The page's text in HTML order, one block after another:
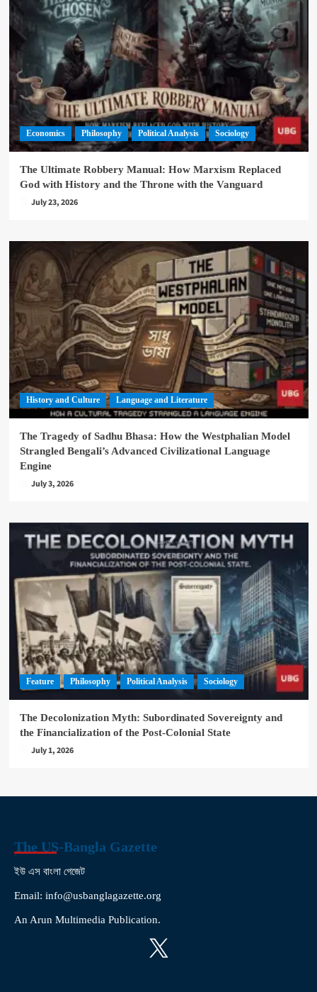
Economics Philosophy Political Analysis Sociology
The Ultimate Robbery Manual: How Marxism Replaced
God with History and the Throne with the Vanguard
July 23, 2026
History and Culture Language and Literature
The Tragedy of Sadhu Bhasa: How the Westphalian Model
Strangled Bengali’s Advanced Civilizational Language
Engine
July 3, 2026
Feature Philosophy Political Analysis Sociology
The Decolonization Myth: Subordinated Sovereignty and
the Financialization of the Post-Colonial State
July 1, 2026
The US-Bangla Gazette
ইউ এস বাংলা গেজেট
Email: info@usbanglagazette.org
An Arun Multimedia Publication.
X